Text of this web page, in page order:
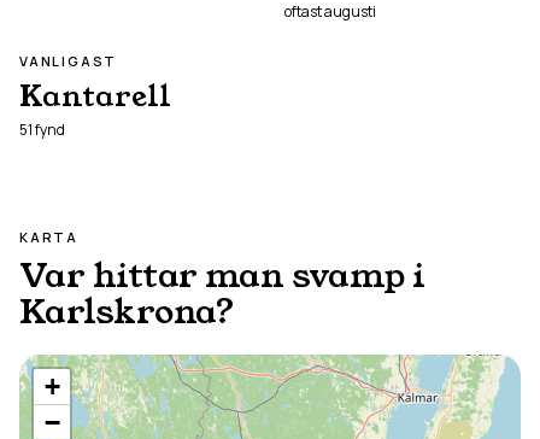
oftastaugusti
VANLIGAST
Kantarell
51fynd
KARTA
Var hittar man svamp i
Karlskrona?
+
−